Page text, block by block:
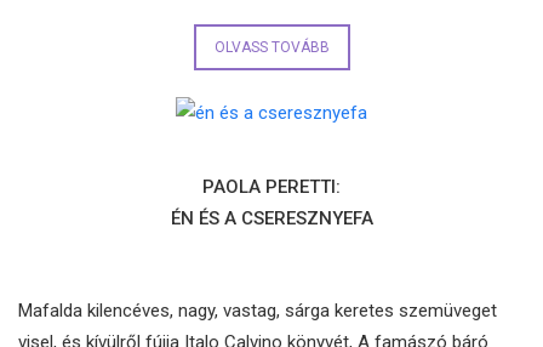
OLVASS TOVÁBB
PAOLA PERETTI:
ÉN ÉS A CSERESZNYEFA
Mafalda kilencéves, nagy, vastag, sárga keretes szemüveget
visel, és kívülről fújja Italo Calvino könyvét, A famászó báró